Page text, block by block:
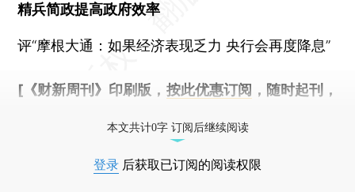
精兵简政提高政府效率
评“摩根大通：如果经济表现乏力 央行会再度降息”
[《财新周刊》印刷版， 按此优惠订阅 ，随时起刊，
本文共计0字 订阅后继续阅读
登录 后获取已订阅的阅读权限